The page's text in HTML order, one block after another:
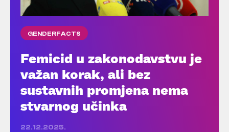
GENDERFACTS
Femicid u zakonodavstvu je
važan korak, ali bez
sustavnih promjena nema
stvarnog učinka
22.12.2025.